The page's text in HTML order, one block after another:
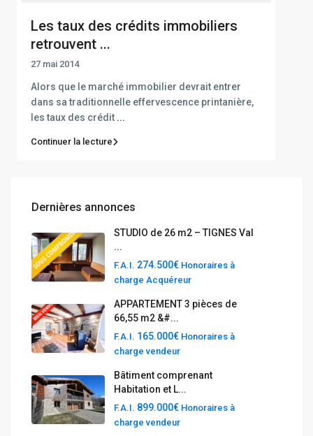
Les taux des crédits immobiliers
retrouvent ...
27 mai 2014
Alors que le marché immobilier devrait entrer
dans sa traditionnelle effervescence printanière,
les taux des crédit ...
Continuer la lecture
Dernières annonces
STUDIO de 26 m2 – TIGNES Val
...
F.A.I. 274.500€ Honoraires à
charge Acquéreur
APPARTEMENT 3 pièces de
66,55 m2 &#...
F.A.I. 165.000€ Honoraires à
charge vendeur
Bâtiment comprenant
Habitation et L...
F.A.I. 899.000€ Honoraires à
charge vendeur